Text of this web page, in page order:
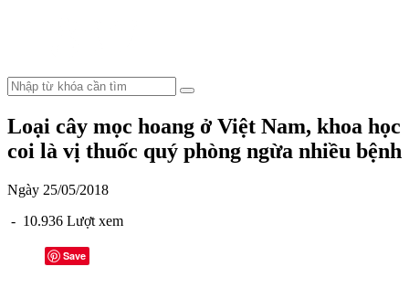
Loại cây mọc hoang ở Việt Nam, khoa học
coi là vị thuốc quý phòng ngừa nhiều bệnh
Ngày 25/05/2018
- 10.936 Lượt xem
Save